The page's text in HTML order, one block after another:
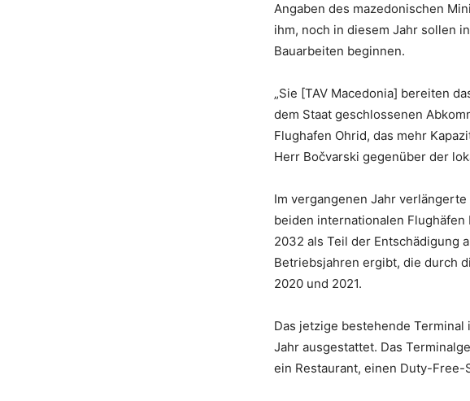
Angaben des mazedonischen
ihm, noch in diesem Jahr sollen
Bauarbeiten beginnen.
„Sie [TAV Macedonia] bereiten
dem Staat geschlossenen
Flughafen Ohrid, das mehr
Herr Bočvarski gegenüber der
Im vergangenen Jahr
beiden internationalen
2032 als Teil der Entschädigung
Betriebsjahren ergibt, die durch
2020 und 2021.
Das jetzige bestehende
Jahr ausgestattet. Das
ein Restaurant, einen Duty-Free-